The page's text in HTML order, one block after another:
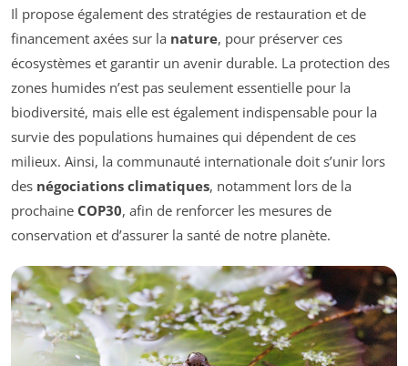
Il propose également des stratégies de restauration et de
financement axées sur la nature, pour préserver ces
écosystèmes et garantir un avenir durable. La protection des
zones humides n’est pas seulement essentielle pour la
biodiversité, mais elle est également indispensable pour la
survie des populations humaines qui dépendent de ces
milieux. Ainsi, la communauté internationale doit s’unir lors
des négociations climatiques, notamment lors de la
prochaine COP30, afin de renforcer les mesures de
conservation et d’assurer la santé de notre planète.